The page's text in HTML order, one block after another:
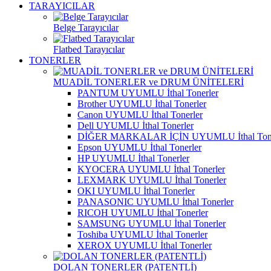
TARAYICILAR
Belge Tarayıcılar
Flatbed Tarayıcılar
TONERLER
MUADİL TONERLER ve DRUM ÜNİTELERİ
PANTUM UYUMLU İthal Tonerler
Brother UYUMLU İthal Tonerler
Canon UYUMLU İthal Tonerler
Dell UYUMLU İthal Tonerler
DİĞER MARKALAR İÇİN UYUMLU İthal
Epson UYUMLU İthal Tonerler
HP UYUMLU İthal Tonerler
KYOCERA UYUMLU İthal Tonerler
LEXMARK UYUMLU İthal Tonerler
OKI UYUMLU İthal Tonerler
PANASONIC UYUMLU İthal Tonerler
RICOH UYUMLU İthal Tonerler
SAMSUNG UYUMLU İthal Tonerler
Toshiba UYUMLU İthal Tonerler
XEROX UYUMLU İthal Tonerler
DOLAN TONERLER (PATENTLİ)